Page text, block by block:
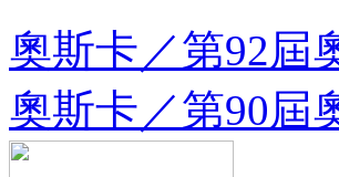
奧斯卡／第92屆
奧斯卡／第90屆